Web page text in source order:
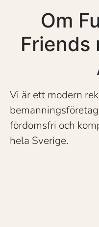
Om
Friends
Vi är ett modern
fördomsfri och
hela Sverige.